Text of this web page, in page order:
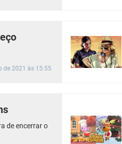
de 2021 às 15:55
de encerrar o